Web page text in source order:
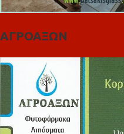
ΑΓΡΟΑΞΩΝ